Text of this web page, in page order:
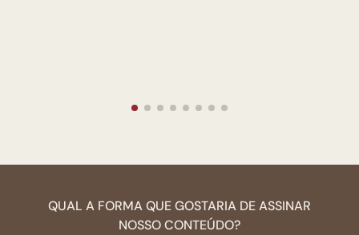
QUAL A FORMA QUE GOSTARIA DE ASSINAR
NOSSO CONTEÚDO?